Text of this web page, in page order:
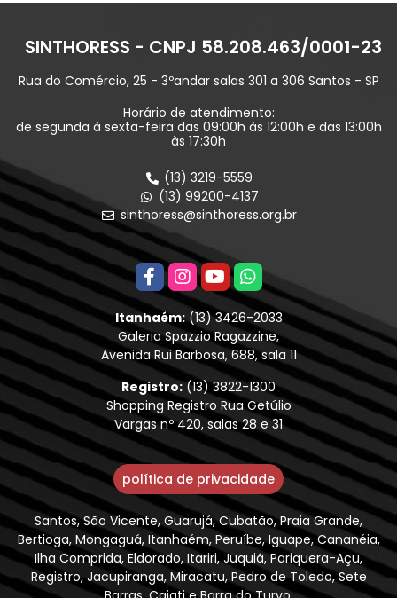
SINTHORESS - CNPJ 58.208.463/0001-23
Rua do Comércio, 25 - 3ºandar salas 301 a 306 Santos - SP
Horário de atendimento:
de segunda à sexta-feira das 09:00h às 12:00h e das 13:00h
às 17:30h
(13) 3219-5559
(13) 99200-4137
sinthoress@sinthoress.org.br
Itanhaém:(13) 3426-2033
Galeria Spazzio Ragazzine,
Avenida Rui Barbosa, 688, sala 11
Registro:(13) 3822-1300
Shopping Registro Rua Getúlio
Vargas nº 420, salas 28 e 31
política de privacidade
Santos, São Vicente, Guarujá, Cubatão, Praia Grande,
Bertioga, Mongaguá, Itanhaém, Peruíbe, Iguape, Cananéia,
Ilha Comprida, Eldorado, Itariri, Juquiá, Pariquera-Açu,
Registro, Jacupiranga, Miracatu, Pedro de Toledo, Sete